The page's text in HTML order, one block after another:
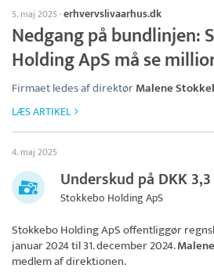
5. maj 2025·erhvervslivaarhus.dk
Nedgang på bundlinjen:
Holding ApS må se
Firmaet ledes af direktørMalene
LÆS ARTIKEL
4. maj 2025
Underskud på DKK
Stokkebo Holding ApS
Stokkebo Holding ApSoffentliggør
januar 2024 til 31. december 2024.
medlem af direktionen.